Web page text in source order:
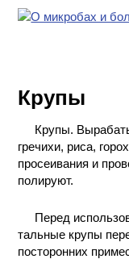
ХИМИЧЕСКАЯ
ВРЕДНЫЕ
ФАКТОРЫ
МЕТОДЫ
ХИМИИ
Крупы
Крупы.
гречихи, риса,
просеивания и
полируют.
Перед
тальные крупы
посторонних